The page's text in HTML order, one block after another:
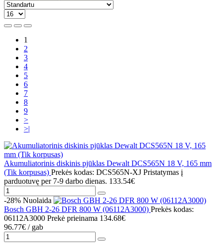
1
2
3
4
5
6
7
8
9
>
>|
Akumuliatorinis diskinis pjūklas Dewalt DCS565N 18 V, 165 mm
(Tik korpusas) Prekės kodas: DCS565N-XJ Pristatymas į
parduotuvę per 7-9 darbo dienas. 133.54€
-28% Nuolaida
Bosch GBH 2-26 DFR 800 W (06112A3000) Prekės kodas:
06112A3000 Prekė prieinama 134.68€
96.77€ / gab